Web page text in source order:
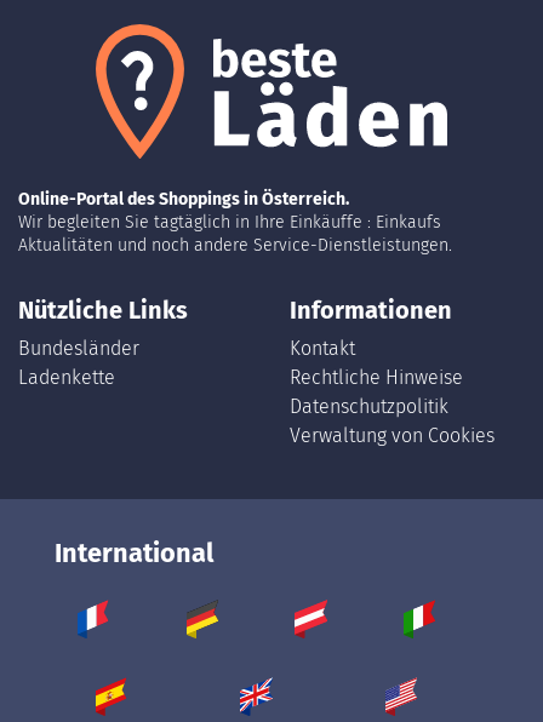
Online-Portal des Shoppings in Österreich.
Wir begleiten Sie tagtäglich in Ihre Einkäuffe : Einkaufs
Aktualitäten und noch andere Service-Dienstleistungen.
Nützliche Links
Bundesländer
Ladenkette
Informationen
Kontakt
Rechtliche Hinweise
Datenschutzpolitik
Verwaltung von Cookies
International